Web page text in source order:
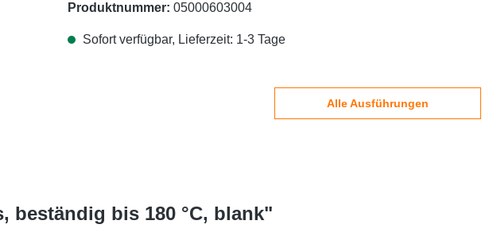
Produktnummer: 05000603004
Sofort verfügbar, Lieferzeit: 1-3 Tage
Alle Ausführungen
beständig bis 180 °C, blank"